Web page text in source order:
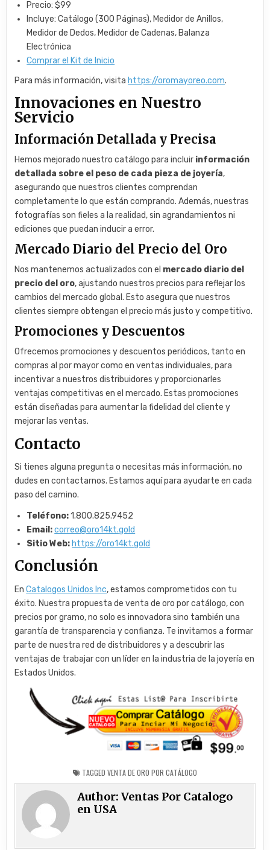
Precio: $99
Incluye: Catálogo (300 Páginas), Medidor de Anillos,
Medidor de Dedos, Medidor de Cadenas, Balanza
Electrónica
Comprar el Kit de Inicio
Para más información, visita https://oromayoreo.com.
Innovaciones en Nuestro
Servicio
Información Detallada y Precisa
Hemos mejorado nuestro catálogo para incluir información
detallada sobre el peso de cada pieza de joyería,
asegurando que nuestros clientes comprendan
completamente lo que están comprando. Además, nuestras
fotografías son fieles a la realidad, sin agrandamientos ni
ediciones que puedan inducir a error.
Mercado Diario del Precio del Oro
Nos mantenemos actualizados con el mercado diario del
precio del oro, ajustando nuestros precios para reflejar los
cambios del mercado global. Esto asegura que nuestros
clientes siempre obtengan el precio más justo y competitivo.
Promociones y Descuentos
Ofrecemos promociones y descuentos periódicos, tanto en
compras al por mayor como en ventas individuales, para
incentivar a nuestros distribuidores y proporcionarles
ventajas competitivas en el mercado. Estas promociones
están diseñadas para aumentar la fidelidad del cliente y
mejorar las ventas.
Contacto
Si tienes alguna pregunta o necesitas más información, no
dudes en contactarnos. Estamos aquí para ayudarte en cada
paso del camino.
Teléfono:1.800.825.9452
Email:correo@oro14kt.gold
Sitio Web: https://oro14kt.gold
Conclusión
EnCatalogos Unidos Inc, estamos comprometidos con tu
éxito. Nuestra propuesta de venta de oro por catálogo, con
precios por gramo, no solo es innovadora sino también una
garantía de transparencia y confianza. Te invitamos a formar
parte de nuestra red de distribuidores y a descubrir las
ventajas de trabajar con un líder en la industria de la joyería en
Estados Unidos.
TAGGED VENTA DE ORO POR CATÁLOGO
Author:Ventas Por Catalogo
en USA